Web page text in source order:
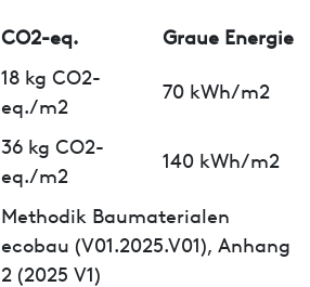
CO2-eq.
Graue Energie
18 kg CO2-
eq./m2
70 kWh/m2
36 kg CO2-
eq./m2
140 kWh/m2
Methodik Baumaterialen
ecobau (V01.2025.V01), Anhang
2 (2025 V1)